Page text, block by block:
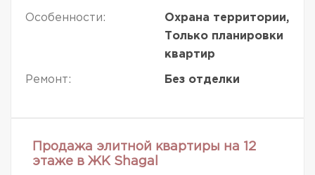
Особенности:
Охрана территории,
Только планировки
квартир
Ремонт: Без отделки
Продажа элитной квартиры на 12
этаже в ЖК Shagal